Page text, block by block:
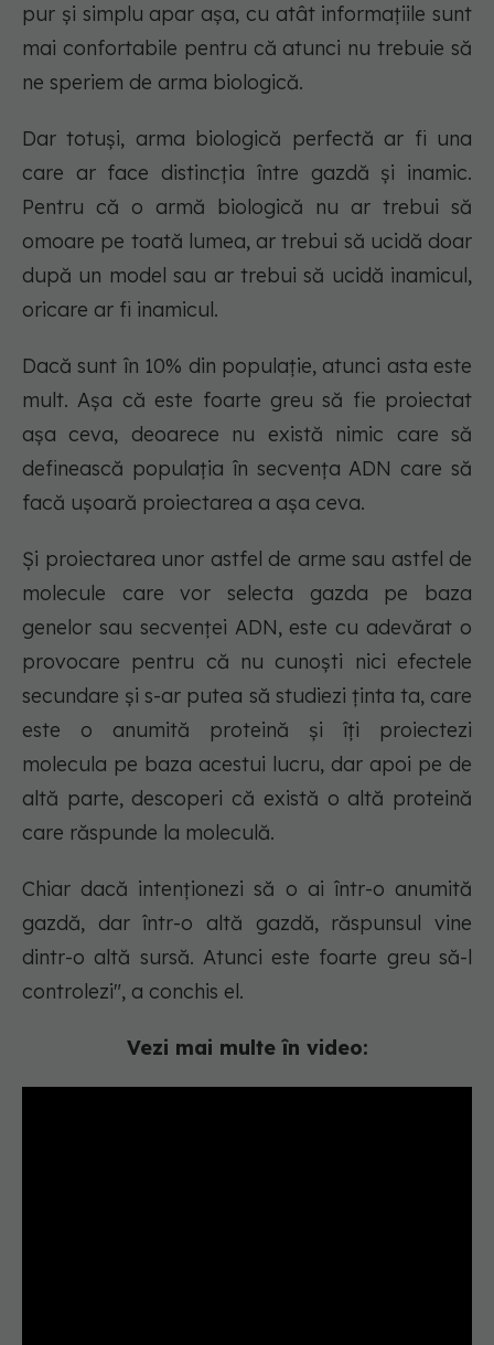
pur și simplu apar așa, cu atât informațiile sunt
mai confortabile pentru că atunci nu trebuie să
ne speriem de arma biologică.
Dar totuși, arma biologică perfectă ar fi una
care ar face distincția între gazdă și inamic.
Pentru că o armă biologică nu ar trebui să
omoare pe toată lumea, ar trebui să ucidă doar
după un model sau ar trebui să ucidă inamicul,
oricare ar fi inamicul.
Dacă sunt în 10% din populație, atunci asta este
mult. Așa că este foarte greu să fie proiectat
așa ceva, deoarece nu există nimic care să
definească populația în secvența ADN care să
facă uşoară proiectarea a așa ceva.
Și proiectarea unor astfel de arme sau astfel de
molecule care vor selecta gazda pe baza
genelor sau secvenței ADN, este cu adevărat o
provocare pentru că nu cunoști nici efectele
secundare și s-ar putea să studiezi ținta ta, care
este o anumită proteină și îți proiectezi
molecula pe baza acestui lucru, dar apoi pe de
altă parte, descoperi că există o altă proteină
care răspunde la moleculă.
Chiar dacă intenţionezi să o ai într-o anumită
gazdă, dar într-o altă gazdă, răspunsul vine
dintr-o altă sursă. Atunci este foarte greu să-l
controlezi", a conchis el.
Vezi mai multe în video: